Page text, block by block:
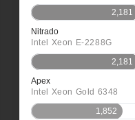
2,181
Nitrado
Intel Xeon E-2288G
2,181
Apex
Intel Xeon Gold 6348
1,852